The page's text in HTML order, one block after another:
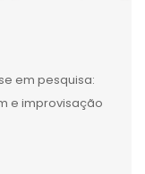
em pesquisa:
e improvisação